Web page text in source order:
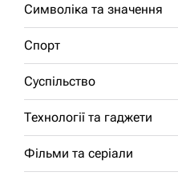
Символіка та значення
Спорт
Суспільство
Технології та гаджети
Фільми та серіали